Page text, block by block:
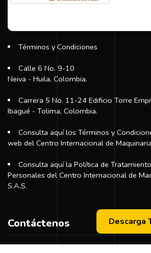
Términos y Condiciones
Calle 6 No. 9-10
Neiva - Huila, Colombia.
Carrera 5 No. 11-24 Edificio Torre
Ibagué - Tolima, Colombia.
Consulta aquí los Términos y
web del Centro Internacional de
Consulta aquí la Política de
Personales del Centro Internacional de
S.A.S.
Contáctenos Descarga